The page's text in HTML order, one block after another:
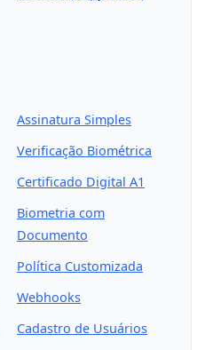
Assinatura Simples
Verificação Biométrica
Certificado Digital A1
Biometria com
Documento
Política Customizada
Webhooks
Cadastro de Usuários